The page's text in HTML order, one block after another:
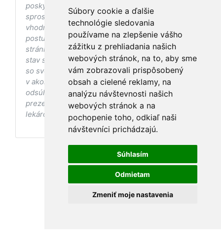
Súbory cookie a ďalšie
technológie sledovania
používame na zlepšenie vášho
zážitku z prehliadania našich
webových stránok, na to, aby sme
vám zobrazovali prispôsobený
obsah a cielené reklamy, na
analýzu návštevnosti našich
webových stránok a na
pochopenie toho, odkiaľ naši
návštevníci prichádzajú.
Súhlasím
Odmietam
Zmeniť moje nastavenia
poskytovaniu zdravotnej starostlivosti, ani k jej
sprostredkovaniu, ani k jej nahrádzaniu. O
vhodných postupoch v oblasti zdravia, vhodnosti
postupov a odporúčaní prezentovaných na
stránke s ohľadom na Váš zdravotný
stav sa pred ich aplikáciou vždy vopred poraďte
so svojím ošetrujúcim lekárom, a to najmä ak ste
v akomkoľvek štádiu tehotenstva. Bez
odsúhlasenia postupov a odporúčaní
prezentovaných na stránke Vaším ošetrujúcim
lekárom tieto postupy a odporúčania neaplikujte.